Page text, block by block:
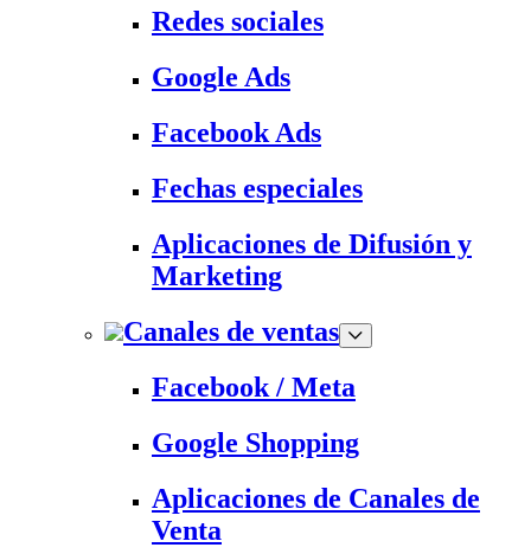
Redes sociales
Google Ads
Facebook Ads
Fechas especiales
Aplicaciones de Difusión y
Marketing
Canales de ventas
Facebook / Meta
Google Shopping
Aplicaciones de Canales de
Venta